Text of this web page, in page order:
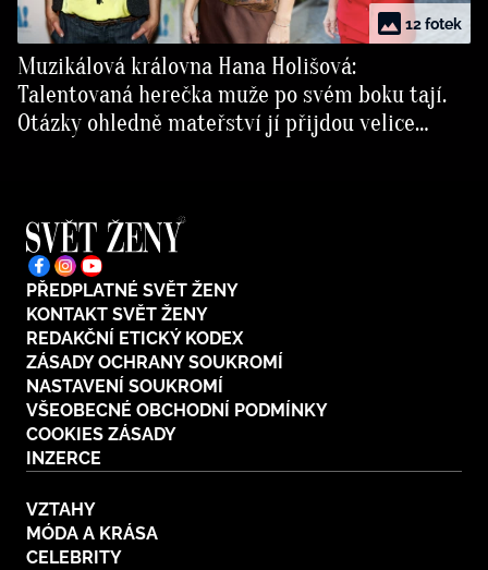
12 fotek
Muzikálová královna Hana Holišová:
Talentovaná herečka muže po svém boku tají.
Otázky ohledně mateřství jí přijdou velice
PŘEDPLATNÉ SVĚT ŽENY
KONTAKT SVĚT ŽENY
REDAKČNÍ ETICKÝ KODEX
ZÁSADY OCHRANY SOUKROMÍ
NASTAVENÍ SOUKROMÍ
VŠEOBECNÉ OBCHODNÍ PODMÍNKY
COOKIES ZÁSADY
INZERCE
VZTAHY
MÓDA A KRÁSA
CELEBRITY